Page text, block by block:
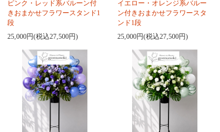
ピンク・レッド系バルーン付
きおまかせフラワースタンド1
段
25,000円(税込27,500円)
イエロー・オレンジ系バルー
ン付きおまかせフラワースタ
ンド1段
25,000円(税込27,500円)